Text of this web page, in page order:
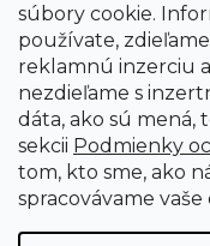
súbory cookie.
používate,
reklamnú inzerciu
nezdieľame s
dáta, ako sú mená,
sekcii Podmienky
tom, kto sme, ako
spracovávame